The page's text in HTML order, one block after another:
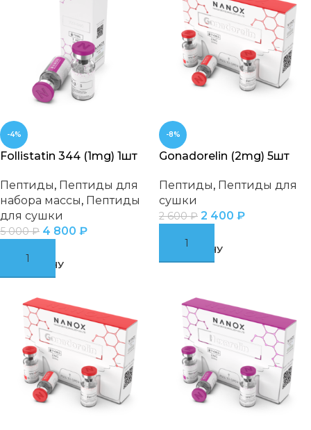
-4%
Follistatin 344 (1mg) 1шт
Пептиды, Пептиды для
набора массы, Пептиды
для сушки
5 000₽ 4 800 ₽
В КОРЗИНУ
-8%
Gonadorelin (2mg) 5шт
Пептиды, Пептиды для
сушки
2 600₽ 2 400 ₽
В КОРЗИНУ